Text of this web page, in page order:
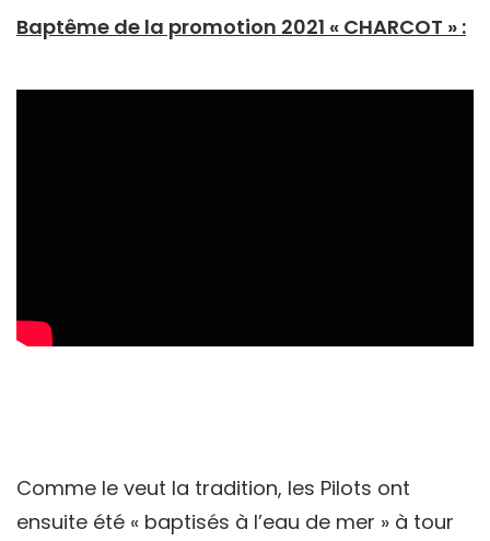
Baptême de la promotion 2021 « CHARCOT » :
Comme le veut la tradition, les Pilots ont
ensuite été « baptisés à l’eau de mer » à tour